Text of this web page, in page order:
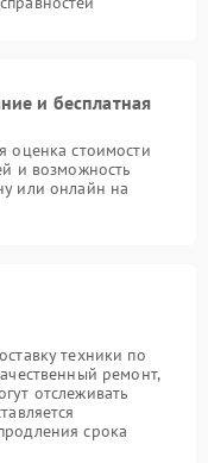
и бесплатная
оценка стоимости
и возможность
или онлайн на
техники по
ремонт,
отслеживать
срока